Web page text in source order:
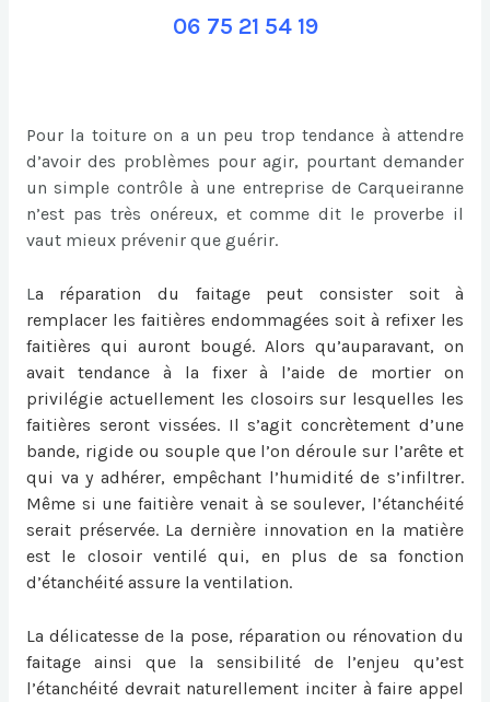
06 75 21 54 19
Pour la toiture on a un peu trop tendance à attendre
d’avoir des problèmes pour agir, pourtant demander
un simple contrôle à une entreprise de Carqueiranne
n’est pas très onéreux, et comme dit le proverbe il
vaut mieux prévenir que guérir.
L a réparation du faitage peut consister soit à
remplacer les faitières endommagées soit à refixer les
faitières qui auront bougé. Alors qu’auparavant, on
avait tendance à la fixer à l’aide de mortier on
privilégie actuellement les closoirs sur lesquelles les
faitières seront vissées. Il s’agit concrètement d’une
bande, rigide ou souple que l’on déroule sur l’arête et
qui va y adhérer, empêchant l’humidité de s’infiltrer.
Même si une faitière venait à se soulever, l’étanchéité
serait préservée. La dernière innovation en la matière
est le closoir ventilé qui, en plus de sa fonction
d’étanchéité assure la ventilation.
La délicatesse de la pose, réparation ou rénovation du
faitage ainsi que la sensibilité de l’enjeu qu’est
l’étanchéité devrait naturellement inciter à faire appel